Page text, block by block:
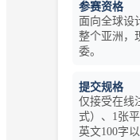
参赛资格
面向全球设
整个亚洲，
委。
提交规格
仅接受在线
式）、1张
英文100字